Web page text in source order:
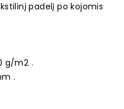
padelį po kojomis
g/m2 .
.